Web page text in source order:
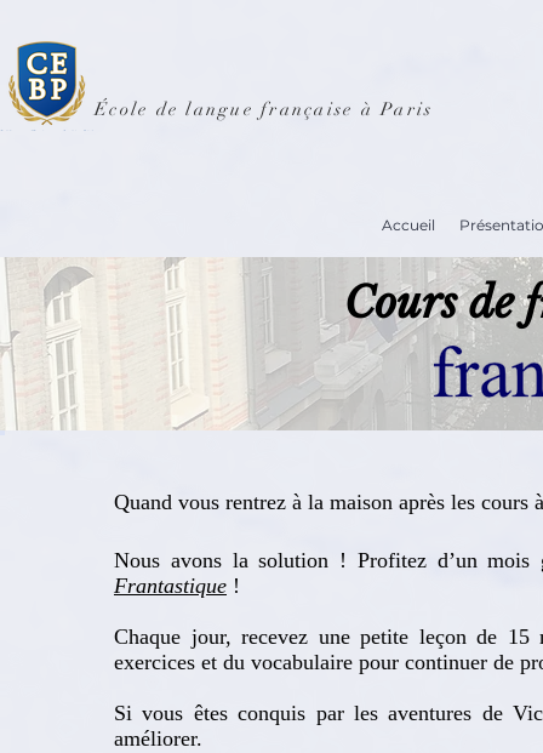
École de langue française à Paris
Accueil
Cours de
Quand vous rentrez à la maison après les cours
Nous avons la solution ! Profitez d’un mois
Frantastique !
Chaque jour, recevez une petite leçon de 15
exercices et du vocabulaire pour continuer de
Si vous êtes conquis par les aventures de
améliorer.